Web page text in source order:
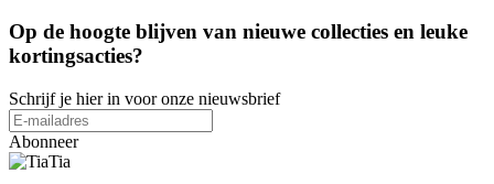
Op de hoogte blijven van nieuwe collecties en leuke
kortingsacties?
Schrijf je hier in voor onze nieuwsbrief
Abonneer